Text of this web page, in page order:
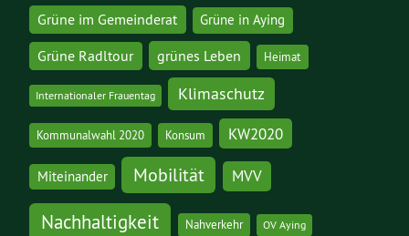
Grüne im Gemeinderat Grüne in Aying
Grüne Radltour grünes Leben Heimat
Internationaler Frauentag Klimaschutz
Kommunalwahl 2020 Konsum KW2020
Miteinander Mobilität MVV
Nachhaltigkeit Nahverkehr OV Aying